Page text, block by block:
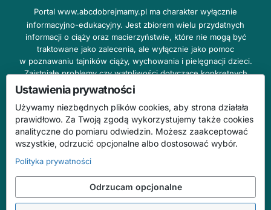
Portal www.abcdobrejmamy.pl ma charakter wyłącznie
informacyjno-edukacyjny. Jest zbiorem wielu przydatnych
informacji o ciąży oraz macierzyństwie, które nie mogą być
traktowane jako zalecenia, ale wyłącznie jako pomoc
w poznawaniu tajników ciąży, wychowania i pielęgnacji dzieci.
Zaistniałe problemy czy wątpliwości dotyczące konkretnych
przypadków należy bezzwłocznie konsultować z prowadzącym
lekarzem ginekologiem lub innym stosownym specjalistą w danej
dziedzinie. DOBRY DOM nie odpowiada za treść reklam,
nie ponosi również żadnych konsekwencji prawnych ani
odpowiedzialności za następstwa mogące wyniknąć na skutek
zastosowania podanych informacji bez wcześniejszej konsultacji
Na stronie abcdobrejmamy.pl mogą występować wpisy
o charakterze reklamowym.
Ustawienia prywatności
Używamy niezbędnych plików cookies, aby strona działała
prawidłowo. Za Twoją zgodą wykorzystujemy także cookies
analityczne do pomiaru odwiedzin. Możesz zaakceptować
wszystkie, odrzucić opcjonalne albo dostosować wybór.
Polityka prywatności
Odrzucam opcjonalne